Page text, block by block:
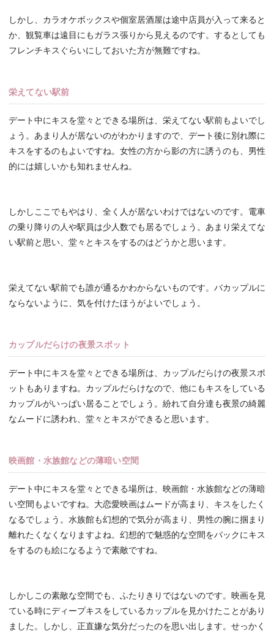
しかし、カラオケボックスや個室居酒屋は途中店員が入って来ると
か、観覧車は遠目にもガラス張りから見えるのです。するとしても
フレンチキスぐらいにしておいた方が無難ですね。
栄えてない駅前
デート中にキスを堂々とできる場所は、栄えてない駅前もよいでし
ょう。あまり人が居ないのがわかりますので、デート後に別れ際に
キスをするのもよいですね。女性の方から影の方に誘うのも、男性
的には嬉しいかも知れませんね。
しかしここでもやはり、全く人が居ないわけではないのです。電車
の乗り降りの人や駅員は少人数でも居るでしょう。あまり栄えてな
い駅前と思い、堂々とキスをするのはどうかと思います。
栄えてない駅前でも誰が通るかわからないものです。バカップルに
ならないように、気を付けたほうがよいでしょう。
カップルだらけの夜景スポット
デート中にキスを堂々とできる場所は、カップルだらけの夜景スポ
ットもありますね。カップルだらけなので、他にもキスをしている
カップルがいっぱい居ることでしょう。紛れて自分達も夜景の綺麗
なムードに誘われ、堂々とキスができると思います。
映画館・水族館などの薄暗い空間
デート中にキスを堂々とできる場所は、映画館・水族館などの薄暗
い空間もよいですね。大恋愛映画はムードが高まり、キスをしたく
なるでしょう。水族館も幻想的で気分が高まり、男性の腕に掴まり
離れたくなくなりますよね。幻想的で魅惑的な空間をバックにキス
をするのも絵になるようで素敵ですね。
しかしこの素敵な空間でも、ふたりきりではないのです。映画を見
ている時にディープキスをしているカップルを見かけたことがあり
ました。しかし、正直嫌な気分だったのを思い出します。せっかく